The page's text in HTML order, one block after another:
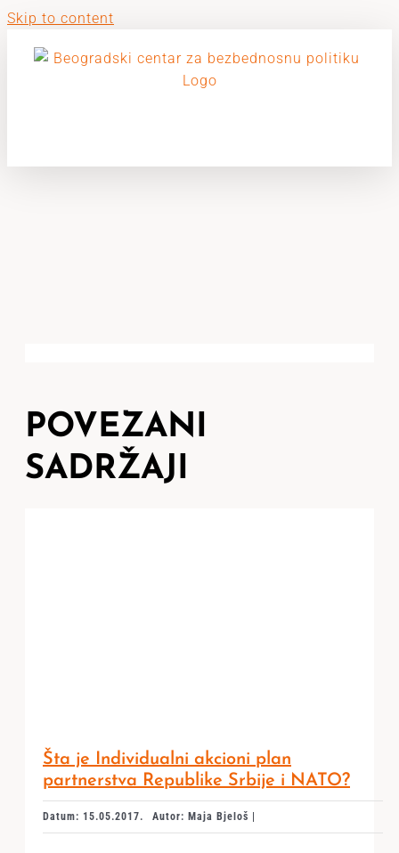
Skip to content
POVEZANI
SADRŽAJI
Šta je Individualni akcioni plan
partnerstva Republike Srbije i NATO?
Datum: 15.05.2017. Autor: Maja Bjeloš |